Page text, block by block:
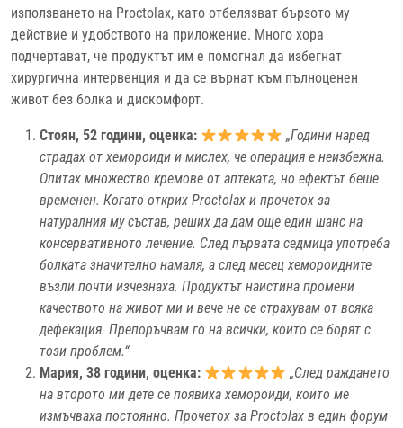
използването на Proctolax, като отбелязват бързото му
действие и удобството на приложение. Много хора
подчертават, че продуктът им е помогнал да избегнат
хирургична интервенция и да се върнат към пълноценен
живот без болка и дискомфорт.
Стоян, 52 години, оценка:
„Години наред
страдах от хемороиди и мислех, че операция е неизбежна.
Опитах множество кремове от аптеката, но ефектът беше
временен. Когато открих Proctolax и прочетох за
натуралния му състав, реших да дам още един шанс на
консервативното лечение. След първата седмица употреба
болката значително намаля, а след месец хемороидните
възли почти изчезнаха. Продуктът наистина промени
качеството на живот ми и вече не се страхувам от всяка
дефекация. Препоръчвам го на всички, които се борят с
този проблем.“
Мария, 38 години, оценка:
„След раждането
на второто ми дете се появиха хемороиди, които ме
измъчваха постоянно. Прочетох за Proctolax в един форум